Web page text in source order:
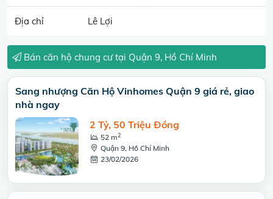
Địa chỉ Lê Lợi
Bán căn hộ chung cư tại Quận 9, Hồ Chí Minh
Sang nhượng Căn Hộ Vinhomes Quận 9 giá rẻ, giao
nhà ngay
2 Tỷ, 50 Triệu Đồng
52 m2
Quận 9, Hồ Chí Minh
23/02/2026